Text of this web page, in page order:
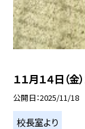
１１月１４日（
公開日 2025/11/18
校長室より